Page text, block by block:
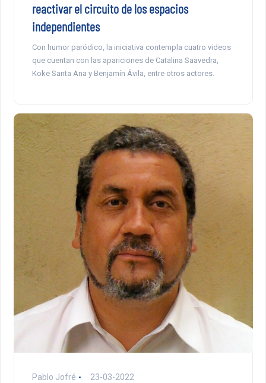
reactivar el circuito de los espacios
independientes
Con humor paródico, la iniciativa contempla cuatro videos
que cuentan con las apariciones de Catalina Saavedra,
Koke Santa Ana y Benjamín Ávila, entre otros actores.
Pablo Jofré 23-03-2022